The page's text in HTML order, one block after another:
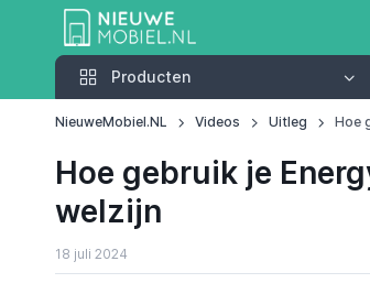
Producten
Producten
NieuweMobiel.NL Videos Uitleg Hoe
Hoe gebruik je
welzijn
18 juli 2024